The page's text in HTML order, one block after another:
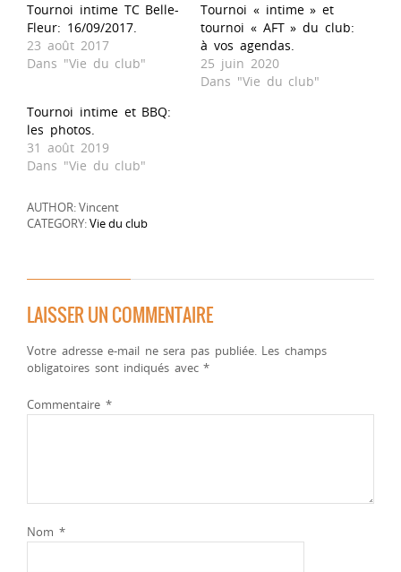
Tournoi intime TC Belle-
Fleur: 16/09/2017.
23 août 2017
Dans "Vie du club"
Tournoi « intime » et
tournoi « AFT » du club:
à vos agendas.
25 juin 2020
Dans "Vie du club"
Tournoi intime et BBQ:
les photos.
31 août 2019
Dans "Vie du club"
AUTHOR: Vincent
CATEGORY:Vie du club
LAISSER UN COMMENTAIRE
Votre adresse e-mail ne sera pas publiée. Les champs
obligatoires sont indiqués avec*
Commentaire *
Nom *